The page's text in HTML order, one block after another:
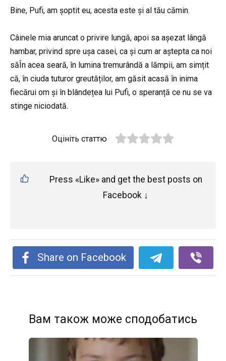
Bine, Pufi, am șoptit eu, acesta este și al tău cămin.
Câinele mia aruncat o privire lungă, apoi sa așezat lângă
hambar, privind spre ușa casei, ca și cum ar aștepta ca noi
săÎn acea seară, în lumina tremurândă a lămpii, am simțit
că, în ciuda tuturor greutăților, am găsit acasă în inima
fiecărui om și în blândețea lui Pufi, o speranță ce nu se va
stinge niciodată.
Оцініть статтю
Press «Like» and get the best posts on
Facebook ↓
Share on Facebook
Вам також може сподобатись